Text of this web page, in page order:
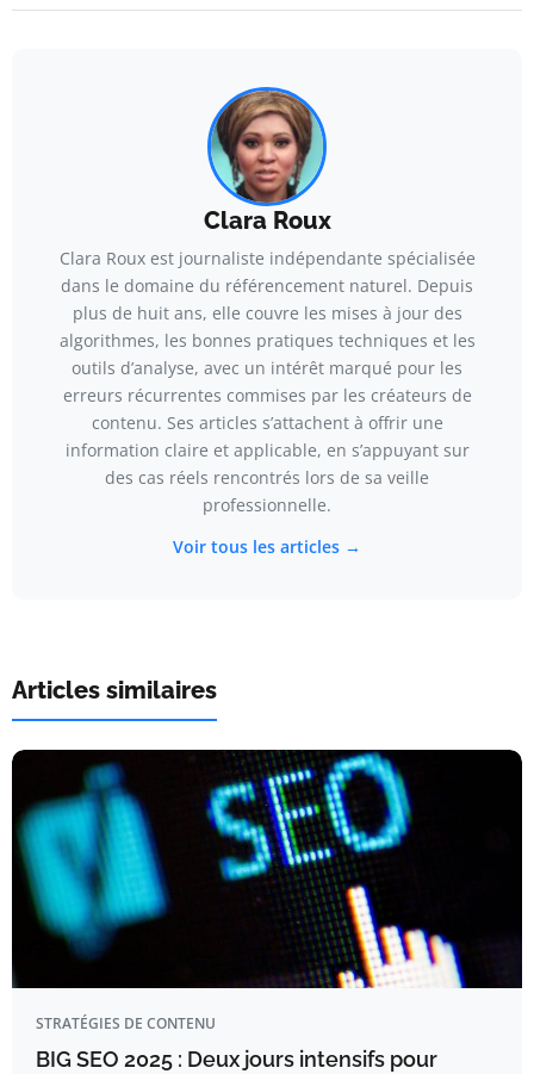
Clara Roux
Clara Roux est journaliste indépendante spécialisée
dans le domaine du référencement naturel. Depuis
plus de huit ans, elle couvre les mises à jour des
algorithmes, les bonnes pratiques techniques et les
outils d’analyse, avec un intérêt marqué pour les
erreurs récurrentes commises par les créateurs de
contenu. Ses articles s’attachent à offrir une
information claire et applicable, en s’appuyant sur
des cas réels rencontrés lors de sa veille
professionnelle.
Voir tous les articles →
Articles similaires
STRATÉGIES DE CONTENU
BIG SEO 2025 : Deux jours intensifs pour